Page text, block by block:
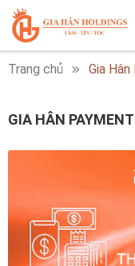
Trang chủ Gia
GIA HÂN PAYMENT